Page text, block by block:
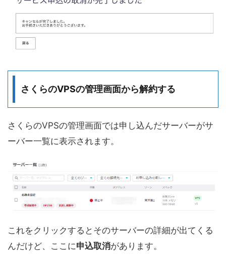
さくらのVPSの管理画面から解約する
さくらのVPSの管理画面では申し込んだサーバーがサ
ーバー一覧に表示されます。
これをクリックするとそのサーバーの詳細が出てくる
んだけど、ここに申込取消があります。